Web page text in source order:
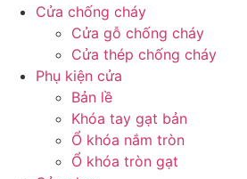
Cửa chống cháy
Cửa gỗ chống cháy
Cửa thép chống cháy
Phụ kiện cửa
Bản lề
Khóa tay gạt bản
Ổ khóa nắm tròn
Ổ khóa tròn gạt